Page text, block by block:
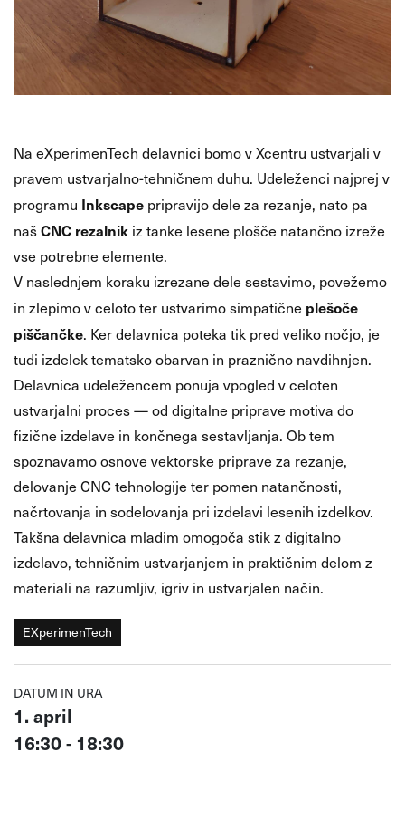
Na eXperimenTech delavnici bomo v Xcentru ustvarjali v
pravem ustvarjalno-tehničnem duhu. Udeleženci najprej v
programu Inkscape pripravijo dele za rezanje, nato pa
našCNC rezalnik iz tanke lesene plošče natančno izreže
vse potrebne elemente.
V naslednjem koraku izrezane dele sestavimo, povežemo
in zlepimo v celoto ter ustvarimo simpatične plešoče
piščančke. Ker delavnica poteka tik pred veliko nočjo, je
tudi izdelek tematsko obarvan in praznično navdihnjen.
Delavnica udeležencem ponuja vpogled v celoten
ustvarjalni proces — od digitalne priprave motiva do
fizične izdelave in končnega sestavljanja. Ob tem
spoznavamo osnove vektorske priprave za rezanje,
delovanje CNC tehnologije ter pomen natančnosti,
načrtovanja in sodelovanja pri izdelavi lesenih izdelkov.
Takšna delavnica mladim omogoča stik z digitalno
izdelavo, tehničnim ustvarjanjem in praktičnim delom z
materiali na razumljiv, igriv in ustvarjalen način.
EXperimenTech
DATUM IN URA
1. april
16:30 - 18:30